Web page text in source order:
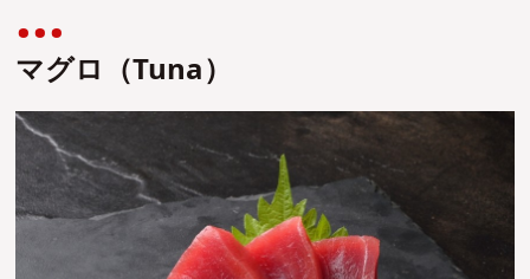
マグロ（Tuna）